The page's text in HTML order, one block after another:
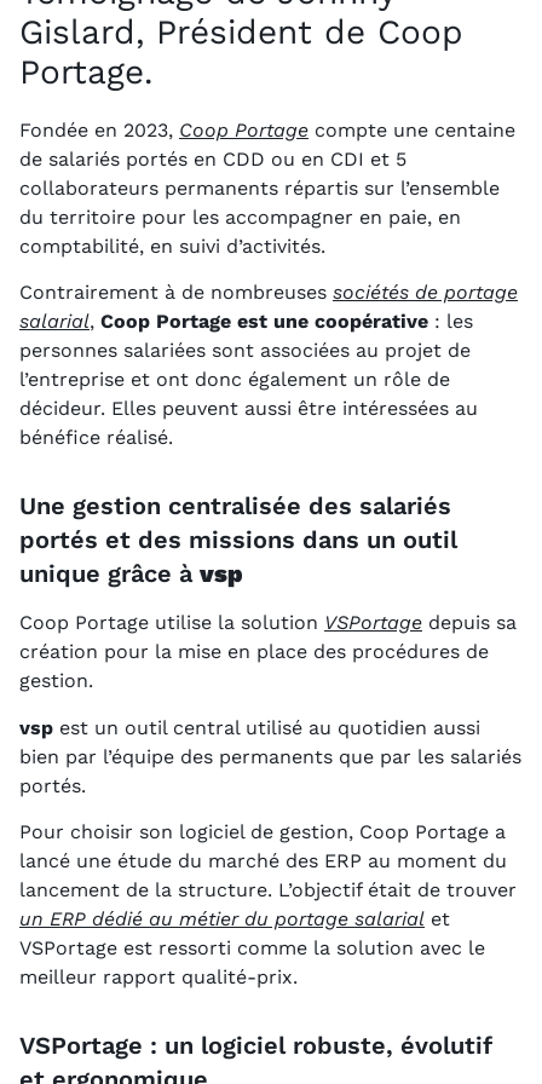
Gislard, Président de Coop
Portage.
Fondée en 2023, Coop Portage compte une centaine
de salariés portés en CDD ou en CDI et 5
collaborateurs permanents répartis sur l’ensemble
du territoire pour les accompagner en paie, en
comptabilité, en suivi d’activités.
Contrairement à de nombreuses sociétés de portage
salarial, Coop Portage est une coopérative : les
personnes salariées sont associées au projet de
l’entreprise et ont donc également un rôle de
décideur. Elles peuvent aussi être intéressées au
bénéfice réalisé.
Une gestion centralisée des salariés
portés et des missions dans un outil
unique grâce à vsp
Coop Portage utilise la solution VSPortage depuis sa
création pour la mise en place des procédures de
gestion.
vsp est un outil central utilisé au quotidien aussi
bien par l’équipe des permanents que par les salariés
portés.
Pour choisir son logiciel de gestion, Coop Portage a
lancé une étude du marché des ERP au moment du
lancement de la structure. L’objectif était de trouver
un ERP dédié au métier du portage salarial et
VSPortage est ressorti comme la solution avec le
meilleur rapport qualité-prix.
VSPortage : un logiciel robuste, évolutif